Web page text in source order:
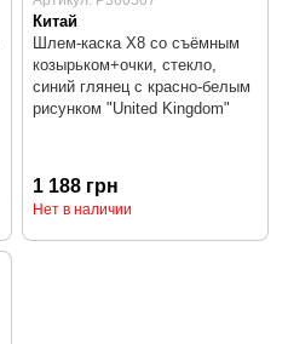
Китай
Шлем-каска X8 со съёмным
козырьком+очки, стекло,
синий глянец с красно-белым
рисунком "United Kingdom"
1 188 грн
Нет в наличии